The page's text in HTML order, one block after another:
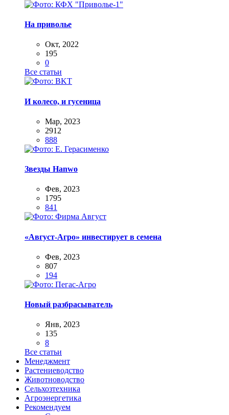
На приволье
Окт, 2022
195
0
Все статьи
И колесо, и гусеница
Мар, 2023
2912
888
Звезды Hanwo
Фев, 2023
1795
841
«Август-Агро» инвестирует в семена
Фев, 2023
807
194
Новый разбрасыватель
Янв, 2023
135
8
Все статьи
Менеджмент
Растениеводство
Животноводство
Сельхозтехника
Агроэнергетика
Рекомендуем